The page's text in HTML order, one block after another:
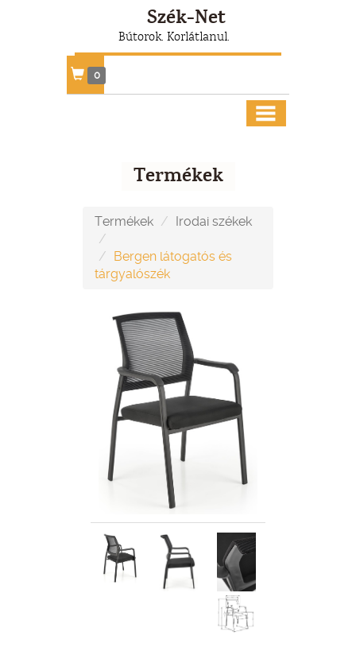
Szék-Net
Bútorok. Korlátlanul.
0
Termékek
Termékek Irodai székek
Bergen látogatós és
tárgyalószék